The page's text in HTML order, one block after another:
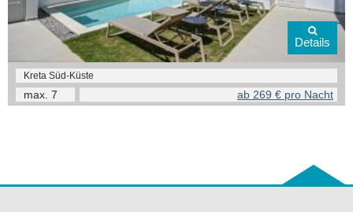
Kreta Süd-Küste
max. 7 ab 269 € pro Nacht
Details